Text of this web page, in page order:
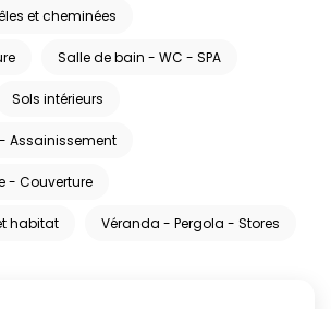
et cheminées
Salle de bain - WC - SPA
Sols intérieurs
Assainissement
- Couverture
habitat Véranda - Pergola - Stores